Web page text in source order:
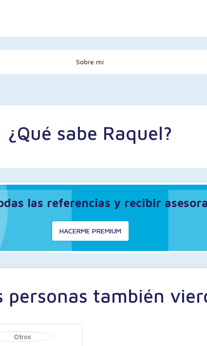
Sobre mí
¿Qué sabe Raquel?
las referencias y recibir
HACERME PREMIUM
personas también